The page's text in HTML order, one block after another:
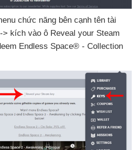
chức năng bên cạnh tên tài
> kích vào ô Reveal your Steam
Endless Space® - Collection